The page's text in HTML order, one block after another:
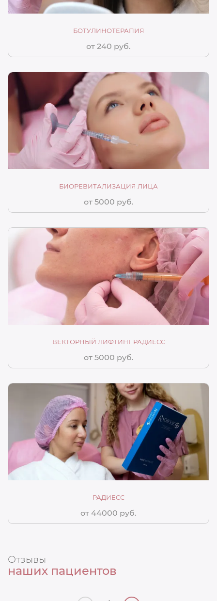
БОТУЛИНОТЕРАПИЯ
от 240 руб.
БИОРЕВИТАЛИЗАЦИЯ ЛИЦА
от 5000 руб.
ВЕКТОРНЫЙ ЛИФТИНГ РАДИЕСС
от 5000 руб.
РАДИЕСС
от 44000 руб.
Отзывы
наших пациентов